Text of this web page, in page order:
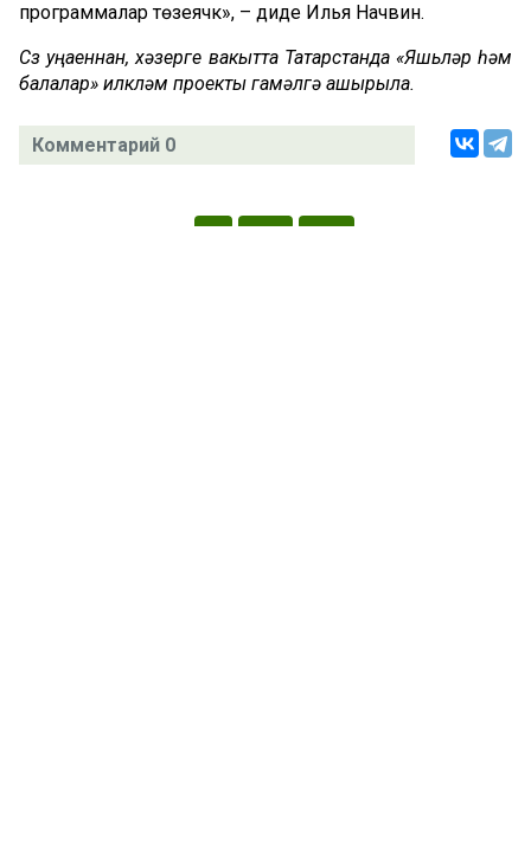
программалар төзеячәк», – диде Илья Начвин.
Сүз уңаеннан, хәзерге вакытта Татарстанда «Яшьләр һәм
балалар» илкүләм проекты гамәлгә ашырыла.
Комментарий 0